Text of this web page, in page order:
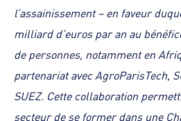
l’assainissement – en faveur
milliard d’euros par an au
de personnes, notamment en
partenariat avec AgroParisTech,
SUEZ. Cette collaboration
secteur de se former dans une